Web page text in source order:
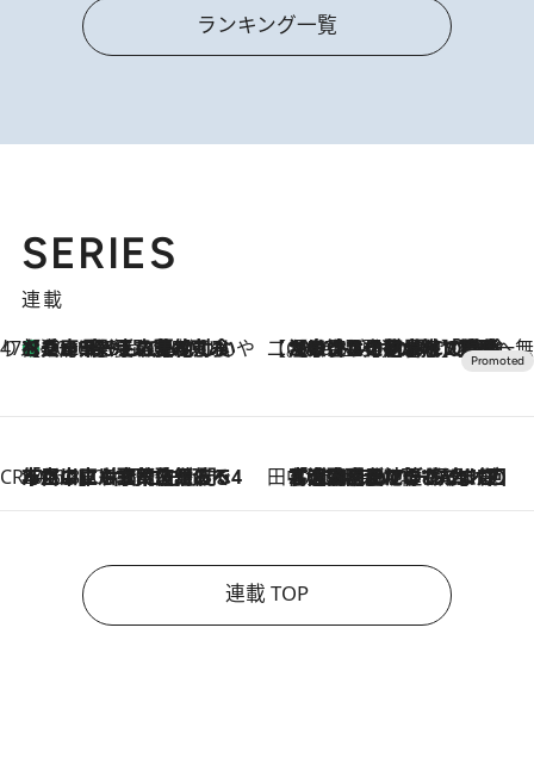
ランキング一覧
SERIES
連載
47都道府県の手みやげ ひんやりスイーツで夏を満喫
2026.8.8
【兵庫県】この夏絶対食べたい 冷やしておいしいおやつ3選 淡路島の恵みをジェラートに集約 【CREA×星野リゾート】唯一無二。癒しと発見が待つ場所へ
2026.8.7
【トンボの足水浴】ヒノキの香りに包まれて涼感マックス！約13℃の湧水かけ流しを避暑地「星野温泉 トンボの湯」で体験
CREA'S CHOICE
2026.8.7
「立川にも歌舞伎があるんだよ」 片岡仁左衛門・市川中車ら豪華座組みで4年目の立川立飛歌舞伎へ 田中稲の勝手に再ブーム
2026.8.7
「湘南乃風に憧れて」観客大盛上がりの“タオル回し”に、ラッパー顔負けの高速歌唱まで…さだまさし（74）のアグレッシブすぎる現在地
連載 TOP